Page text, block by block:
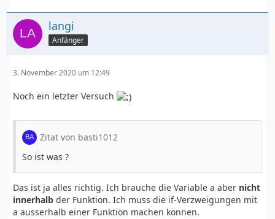
langi
Anfänger
3. November 2020 um 12:49
Noch ein letzter Versuch
Zitat von basti1012
So ist was ?
Das ist ja alles richtig. Ich brauche die Variable a aber nicht
innerhalb der Funktion. Ich muss die if-Verzweigungen mit
a ausserhalb einer Funktion machen können.